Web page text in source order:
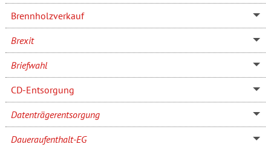
Brennholzverkauf
Brexit
Briefwahl
CD-Entsorgung
Datenträgerentsorgung
Daueraufenthalt-EG